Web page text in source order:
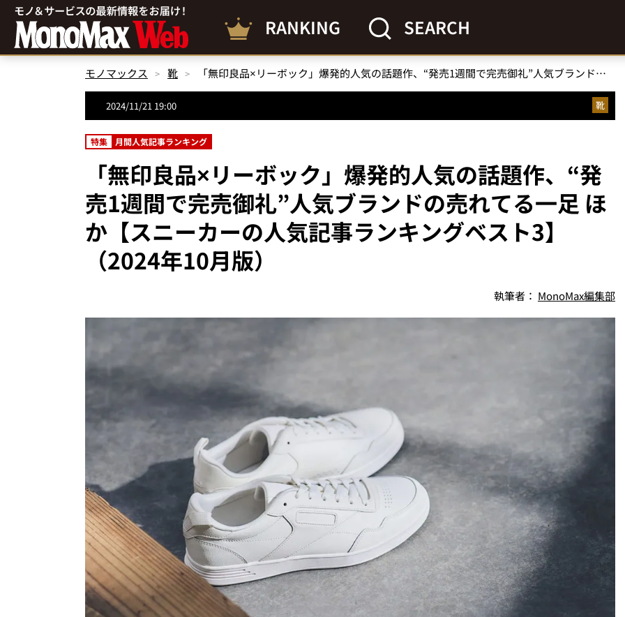
RANKING SEARCH
モノマックス 靴 「無印良品×リーボック」爆発的人気の話題作、“発売1週間で完売御礼”人気ブランドの売れてる一足 ほか【スニーカーの人気記事ランキングベスト3】（2024年10月版）
2024/11/21 19:00 靴
特集 月間人気記事ランキング
「無印良品×リーボック」爆発的人気の話題作、“発
売1週間で完売御礼”人気ブランドの売れてる一足 ほ
か【スニーカーの人気記事ランキングベスト3】
（2024年10月版）
執筆者： MonoMax編集部